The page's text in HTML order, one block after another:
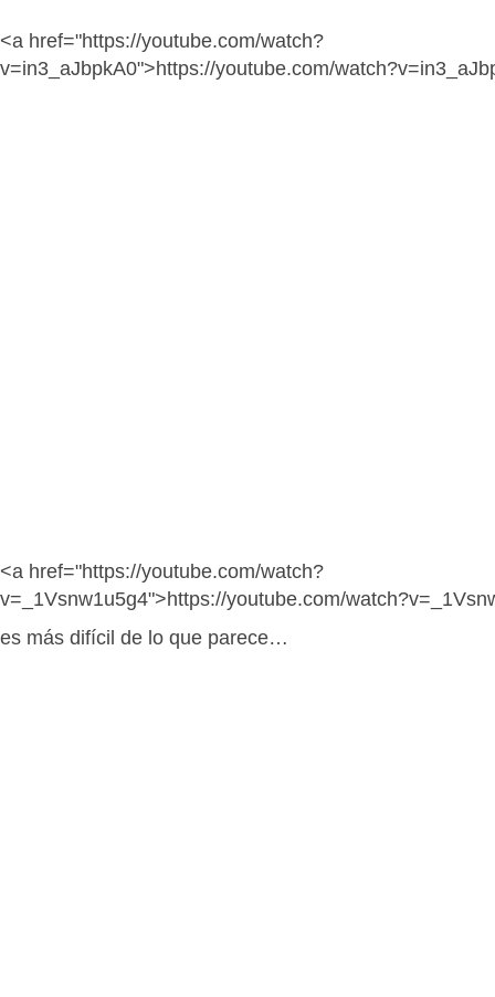
<a href="https://youtube.com/watch?
v=in3_aJbpkA0">https://youtube.com/
<a href="https://youtube.com/watch?
v=_1Vsnw1u5g4">https://youtube.com/
es más difícil de lo que parece…